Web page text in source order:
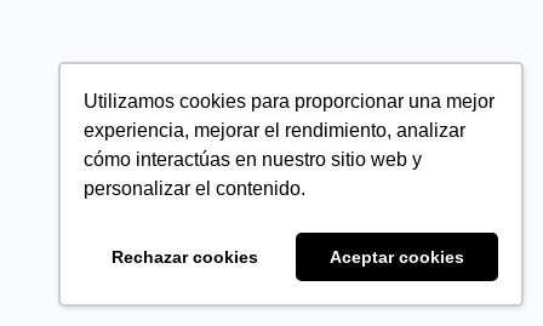
Utilizamos cookies para proporcionar una mejor
experiencia, mejorar el rendimiento, analizar
cómo interactúas en nuestro sitio web y
personalizar el contenido.
Rechazar cookies Aceptar cookies